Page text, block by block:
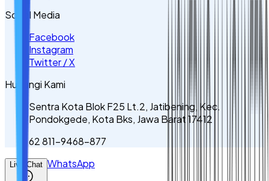
Sosial Media
Facebook
Instagram
Twitter / X
Hubungi Kami
Sentra Kota Blok F25 Lt.2, Jatibening, Kec.
Pondokgede, Kota Bks, Jawa Barat 17412
62 811-9468-877
Live Chat WhatsApp